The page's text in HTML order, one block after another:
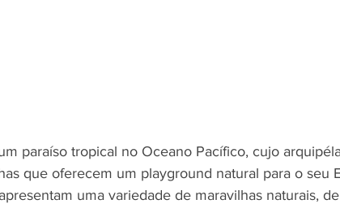
paraíso tropical no Oceano Pacífico, cujo
que oferecem um playground natural para o seu
uma variedade de maravilhas naturais,